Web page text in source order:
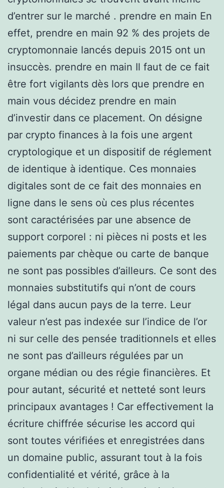
d’entrer sur le marché . prendre en main En
effet, prendre en main 92 % des projets de
cryptomonnaie lancés depuis 2015 ont un
insuccès. prendre en main Il faut de ce fait
être fort vigilants dès lors que prendre en
main vous décidez prendre en main
d’investir dans ce placement. On désigne
par crypto finances à la fois une argent
cryptologique et un dispositif de réglement
de identique à identique. Ces monnaies
digitales sont de ce fait des monnaies en
ligne dans le sens où ces plus récentes
sont caractérisées par une absence de
support corporel : ni pièces ni posts et les
paiements par chèque ou carte de banque
ne sont pas possibles d’ailleurs. Ce sont des
monnaies substitutifs qui n’ont de cours
légal dans aucun pays de la terre. Leur
valeur n’est pas indexée sur l’indice de l’or
ni sur celle des pensée traditionnels et elles
ne sont pas d’ailleurs régulées par un
organe médian ou des régie financières. Et
pour autant, sécurité et netteté sont leurs
principaux avantages ! Car effectivement la
écriture chiffrée sécurise les accord qui
sont toutes vérifiées et enregistrées dans
un domaine public, assurant tout à la fois
confidentialité et vérité, grâce à la